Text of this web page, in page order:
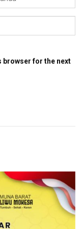
browser for the next